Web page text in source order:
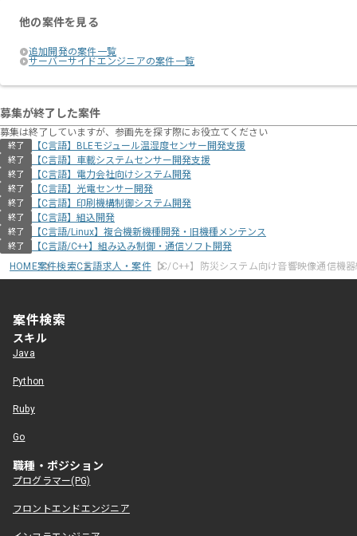
他の案件を見る
追加開発の案件一覧
サーバーサイドエンジニアの案件一覧
募集が終了した案件
募集は終了していますが、参画先を探す際にお役立てください
終了 【C言語】BLEモジュール温湿度センサー開発支援
終了 【C言語】車載システムセンサー開発支援
終了 【C言語】電力会社向けシステム開発
終了 【C言語】光電センサー開発
終了 【C言語】印刷機構制御システム開発
終了 【C言語】組込開発
終了 【C言語/Linux】複合機新機種開発・旧機種メンテンス
終了
【C言語/C++】組み込み制御・通信ソフト開発
HOME案件検索C言語求人・案件【C/C++】防災システム向け音響映像通信機
案件検索
スキル
Java
Python
Ruby
Go
職種・ポジション
プログラマー(PG)
フロントエンドエンジニア